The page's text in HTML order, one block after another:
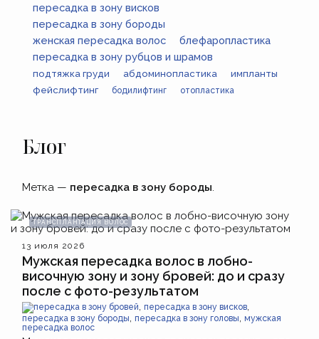
Блог
Метка — пересадка в зону бороды.
ТРАНСПЛАНТАЦИЯ ВОЛОС
13 июля 2026
Мужская пересадка волос в лобно-
височную зону и зону бровей: до и сразу
после с фото-результатом
пересадка в зону бровей,пересадка в зону висков,
пересадка в зону бороды ,пересадка в зону головы ,мужская
пересадка волос
пересадка в зону висков
пересадка в зону бороды
женская пересадка волос
блефаропластика
пересадка в зону рубцов и шрамов
подтяжка груди абдоминопластика
импланты
фейслифтинг
бодилифтинг отопластика